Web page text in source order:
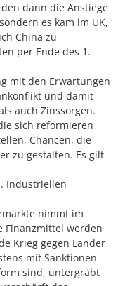
dann die Anstiege
es kam im UK,
China zu
per Ende des 1.
mit den Erwartungen
und damit
auch Zinssorgen.
sich reformieren
Chancen, die
zu gestalten. Es gilt
Industriellen
nimmt im
Finanzmittel werden
Krieg gegen Länder
mit Sanktionen
sind, untergräbt